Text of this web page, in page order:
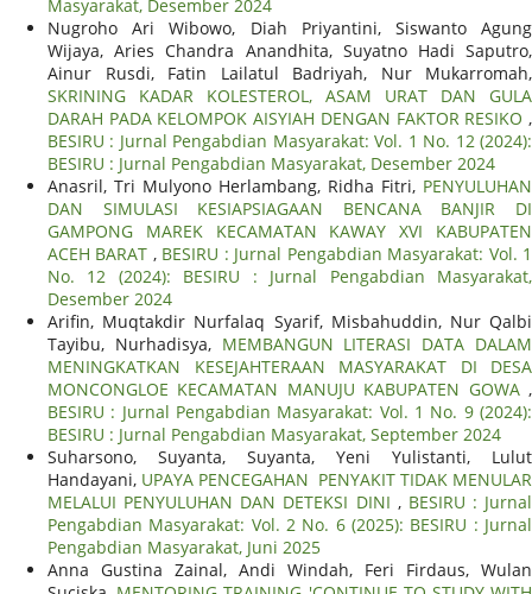
Masyarakat, Desember 2024
Nugroho Ari Wibowo, Diah Priyantini, Siswanto Agung
Wijaya, Aries Chandra Anandhita, Suyatno Hadi Saputro,
Ainur Rusdi, Fatin Lailatul Badriyah, Nur Mukarromah,
SKRINING KADAR KOLESTEROL, ASAM URAT DAN GULA
DARAH PADA KELOMPOK AISYIAH DENGAN FAKTOR RESIKO ,
BESIRU : Jurnal Pengabdian Masyarakat: Vol. 1 No. 12 (2024):
BESIRU : Jurnal Pengabdian Masyarakat, Desember 2024
Anasril, Tri Mulyono Herlambang, Ridha Fitri, PENYULUHAN
DAN SIMULASI KESIAPSIAGAAN BENCANA BANJIR DI
GAMPONG MAREK KECAMATAN KAWAY XVI KABUPATEN
ACEH BARAT , BESIRU : Jurnal Pengabdian Masyarakat: Vol. 1
No. 12 (2024): BESIRU : Jurnal Pengabdian Masyarakat,
Desember 2024
Arifin, Muqtakdir Nurfalaq Syarif, Misbahuddin, Nur Qalbi
Tayibu, Nurhadisya, MEMBANGUN LITERASI DATA DALAM
MENINGKATKAN KESEJAHTERAAN MASYARAKAT DI DESA
MONCONGLOE KECAMATAN MANUJU KABUPATEN GOWA ,
BESIRU : Jurnal Pengabdian Masyarakat: Vol. 1 No. 9 (2024):
BESIRU : Jurnal Pengabdian Masyarakat, September 2024
Suharsono, Suyanta, Suyanta, Yeni Yulistanti, Lulut
Handayani, UPAYA PENCEGAHAN PENYAKIT TIDAK MENULAR
MELALUI PENYULUHAN DAN DETEKSI DINI , BESIRU : Jurnal
Pengabdian Masyarakat: Vol. 2 No. 6 (2025): BESIRU : Jurnal
Pengabdian Masyarakat, Juni 2025
Anna Gustina Zainal, Andi Windah, Feri Firdaus, Wulan